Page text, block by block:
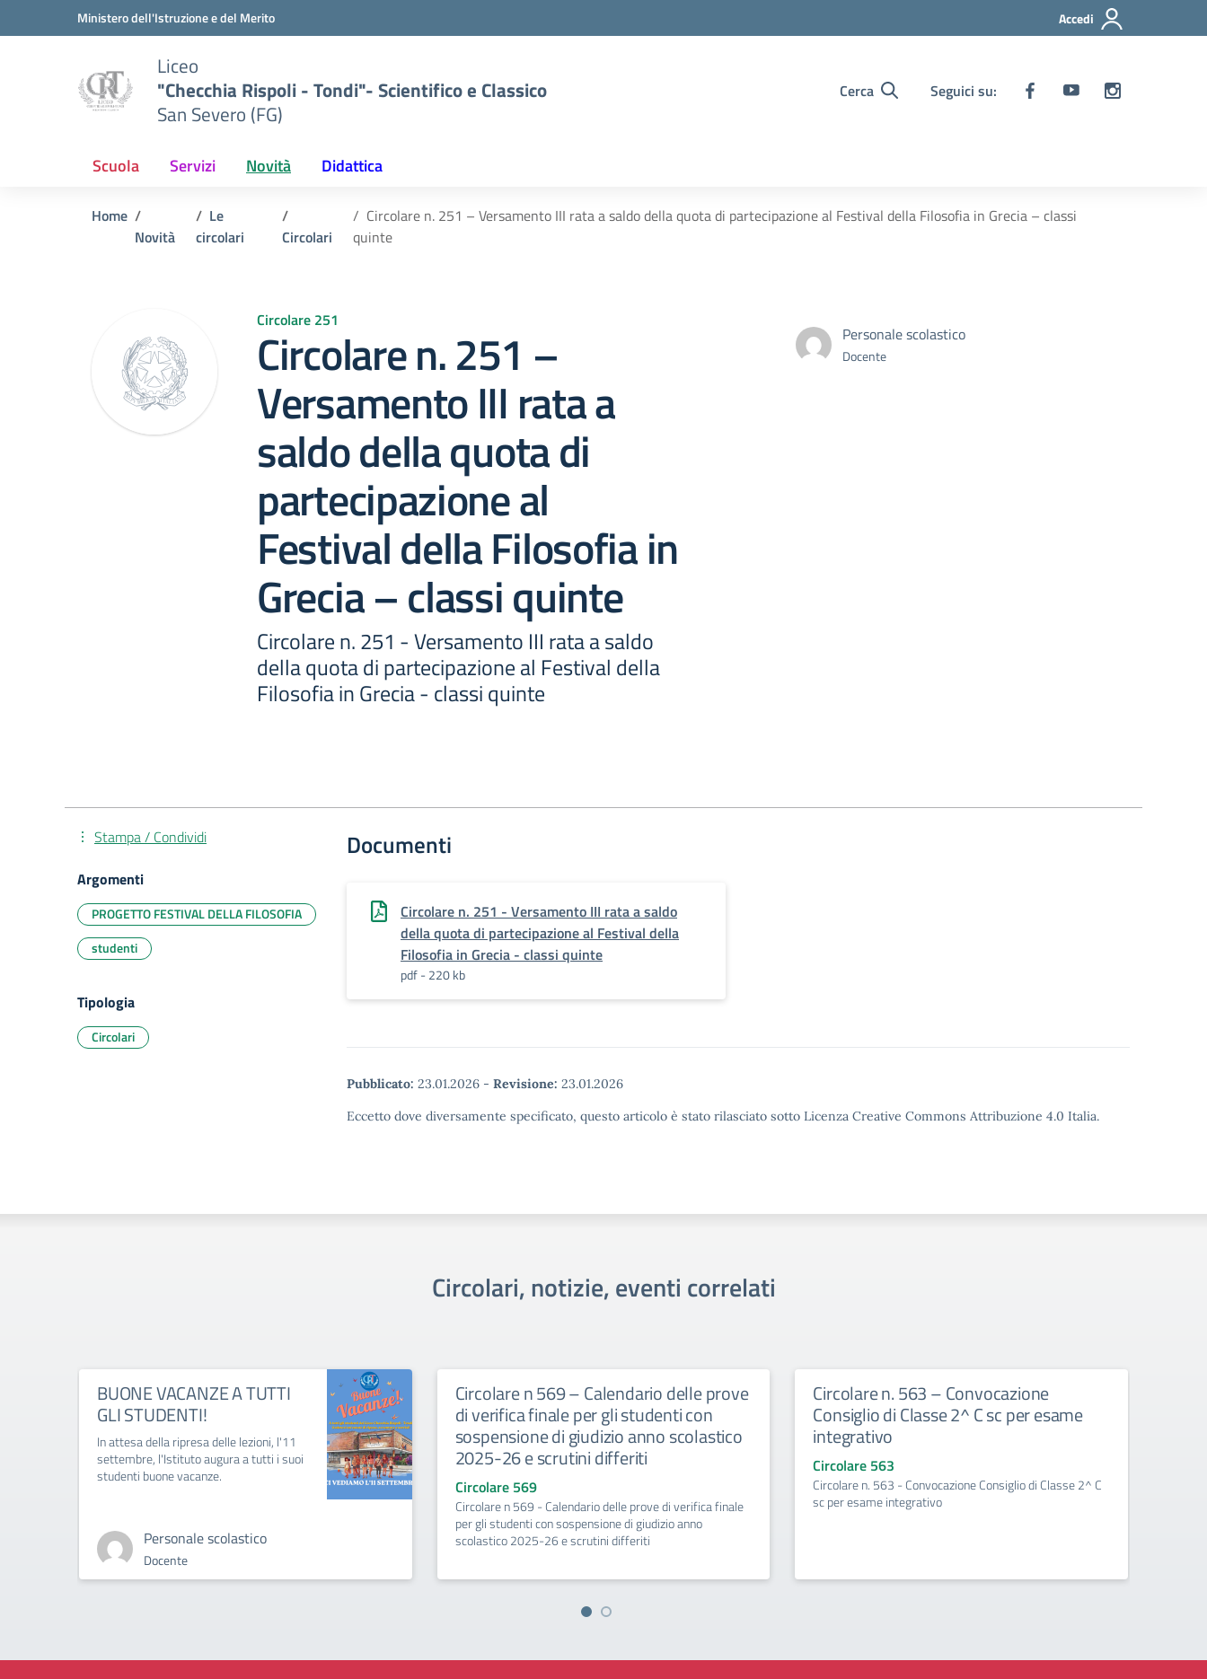
Vai ai contenuti
Vai al menu di navigazioneMinistero dell'Istruzione e del Merito Accedi
Liceo
"Checchia Rispoli - Tondi"- Scientifico e Classico
San Severo (FG)
Cerca Seguici su:
Scuola Servizi Novità Didattica
Home
Novità
Le
circolari
Circolari
Circolare n. 251 – Versamento III rata a saldo della quota di partecipazione al Festival della Filosofia in Grecia – classi
quinte
Circolare 251
Circolare n. 251 –
Versamento III rata a
saldo della quota di
partecipazione al
Festival della Filosofia in
Grecia – classi quinte
Circolare n. 251 - Versamento III rata a saldo
della quota di partecipazione al Festival della
Filosofia in Grecia - classi quinte
Personale scolastico
Docente
Documenti
Circolare n. 251 - Versamento III rata a saldo
della quota di partecipazione al Festival della
Filosofia in Grecia - classi quinte
pdf - 220 kb
Pubblicato: 23.01.2026 - Revisione: 23.01.2026
Eccetto dove diversamente specificato, questo articolo è stato rilasciato sotto Licenza Creative Commons Attribuzione 4.0 Italia.
Stampa / Condividi
Argomenti
PROGETTO FESTIVAL DELLA FILOSOFIA
studenti
Tipologia
Circolari
Circolari, notizie, eventi correlati
BUONE VACANZE A TUTTI
GLI STUDENTI!
In attesa della ripresa delle lezioni, l'11
settembre, l'Istituto augura a tutti i suoi
studenti buone vacanze.
Personale scolastico
Docente
Circolare n 569 – Calendario delle prove
di verifica finale per gli studenti con
sospensione di giudizio anno scolastico
2025-26 e scrutini differiti
Circolare 569
Circolare n 569 - Calendario delle prove di verifica finale
per gli studenti con sospensione di giudizio anno
scolastico 2025-26 e scrutini differiti
Circolare n. 563 – Convocazione
Consiglio di Classe 2^ C sc per esame
integrativo
Circolare 563
Circolare n. 563 - Convocazione Consiglio di Classe 2^ C
sc per esame integrativo